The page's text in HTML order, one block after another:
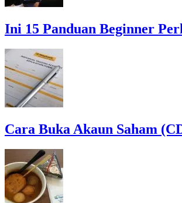
Ini 15 Panduan Beginner
Cara Buka Akaun Saham